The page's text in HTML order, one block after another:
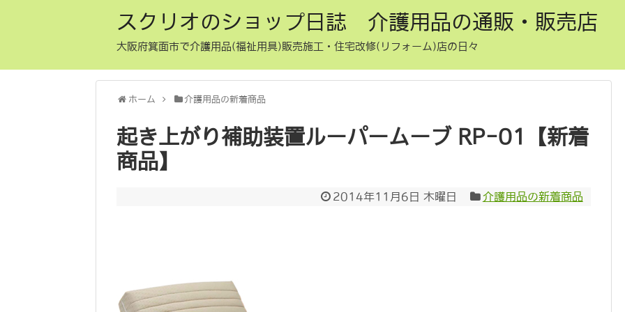
スクリオのショップ日誌 介護用品の通販・販売店
大阪府箕面市で介護用品(福祉用具)販売施工・住宅改修(リフォーム)店の日々
ホーム 介護用品の新着商品
起き上がり補助装置ルーパームーブ RP-01【新着
商品】
2014年11月6日 木曜日 介護用品の新着商品